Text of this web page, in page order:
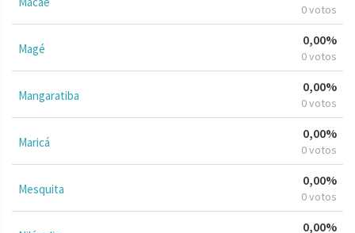
0 votos
Magé
0,00%
0 votos
Mangaratiba
0,00%
0 votos
Maricá
0,00%
0 votos
Mesquita
0,00%
0 votos
0,00%